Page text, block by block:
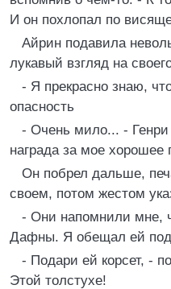
И он похлопал по
Айрин подавила
лукавый взгляд на
- Я прекрасно знаю,
опасность
- Очень мило... -
награда за мое хорошее
Он побрел дальше,
своем, потом жестом
- Они напомнили мне,
Дафны. Я обещал ей
- Подари ей корсет, -
Этой толстухе!